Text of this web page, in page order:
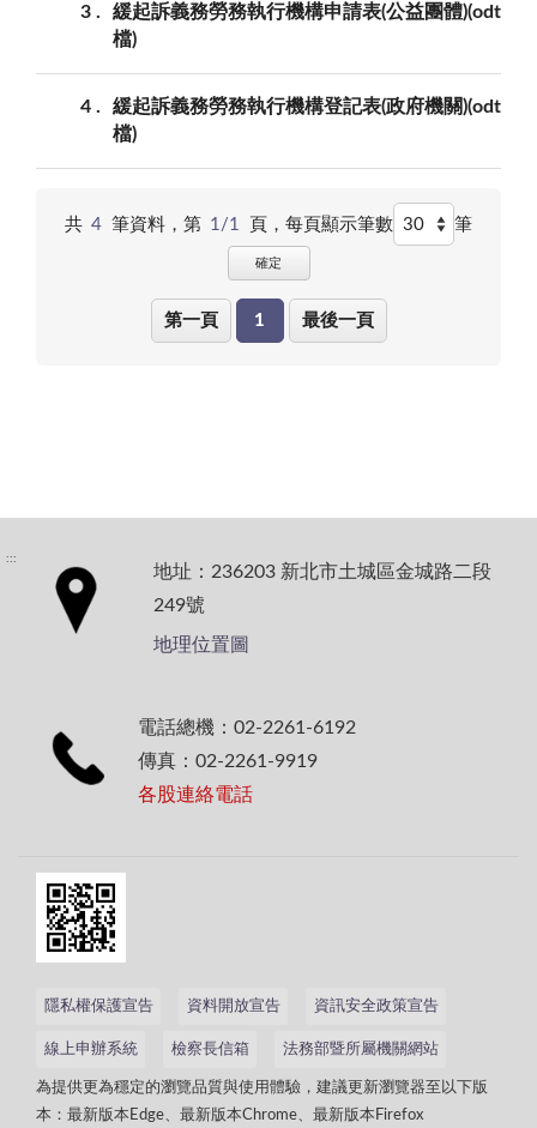
3
緩起訴義務勞務執行機構申請表(公益團體)(odt
檔)
4
緩起訴義務勞務執行機構登記表(政府機關)(odt
檔)
共 4 筆資料，第 1/1 頁， 每頁顯示筆數 筆
確定
第一頁 1 最後一頁
:::
地址：236203 新北市土城區金城路二段
249號
地理位置圖
電話總機：02-2261-6192
傳真：02-2261-9919
各股連絡電話
隱私權保護宣告 資料開放宣告 資訊安全政策宣告
線上申辦系統 檢察長信箱 法務部暨所屬機關網站
為提供更為穩定的瀏覽品質與使用體驗，建議更新瀏覽器至以下版
本：最新版本Edge、最新版本Chrome、最新版本Firefox